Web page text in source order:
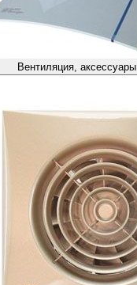
Вентиляция, аксессуары